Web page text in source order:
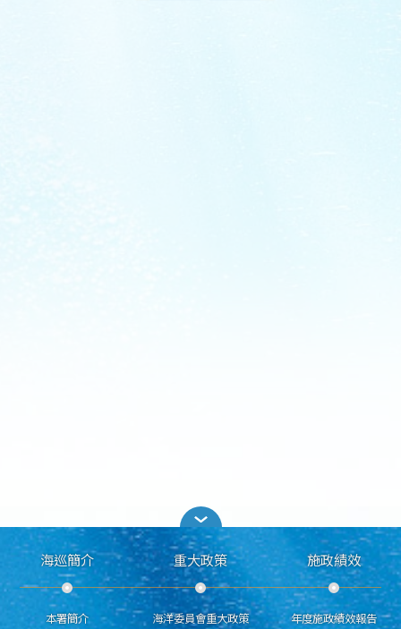
海巡簡介
本署簡介
重大政策
海洋委員會重大政策
施政績效
年度施政績效報告